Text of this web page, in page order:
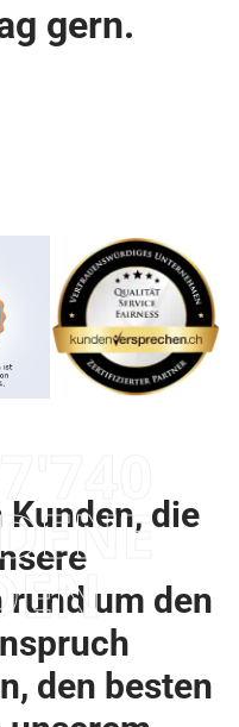
gern.
die
um den
den besten